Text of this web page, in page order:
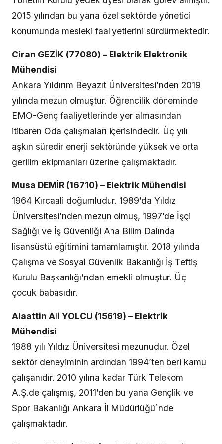
2015 yılından bu yana özel sektörde yönetici
konumunda mesleki faaliyetlerini sürdürmektedir.
Ciran GEZİK (77080) – Elektrik Elektronik
Mühendisi
Ankara Yıldırım Beyazıt Üniversitesi’nden 2019
yılında mezun olmuştur. Öğrencilik döneminde
EMO-Genç faaliyetlerinde yer almasından
itibaren Oda çalışmaları içerisindedir. Üç yılı
aşkın süredir enerji sektöründe yüksek ve orta
gerilim ekipmanları üzerine çalışmaktadır.
Musa DEMİR (16710) – Elektrik Mühendisi
1964 Kırcaali doğumludur. 1989’da Yıldız
Üniversitesi’nden mezun olmuş, 1997’de İşçi
Sağlığı ve İş Güvenliği Ana Bilim Dalında
lisansüstü eğitimini tamamlamıştır. 2018 yılında
Çalışma ve Sosyal Güvenlik Bakanlığı İş Teftiş
Kurulu Başkanlığı’ndan emekli olmuştur. Üç
çocuk babasıdır.
Alaattin Ali YOLCU (15619) – Elektrik
Mühendisi
1988 yılı Yıldız Üniversitesi mezunudur. Özel
sektör deneyiminin ardından 1994’ten beri kamu
çalışanıdır. 2010 yılına kadar Türk Telekom
A.Ş.de çalışmış, 2011’den bu yana Gençlik ve
Spor Bakanlığı Ankara İl Müdürlüğü`nde
çalışmaktadır.